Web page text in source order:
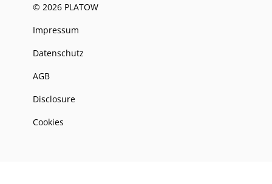
© 2026 PLATOW
Impressum
Datenschutz
AGB
Disclosure
Cookies